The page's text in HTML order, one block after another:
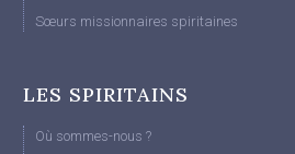
Sœurs missionnaires spiritaines
LES SPIRITAINS
Où sommes-nous ?